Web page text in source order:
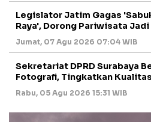
Legislator Jatim Gagas
Raya', Dorong Pariwisata Jadi
Jumat, 07 Agu 2026 07:04 WIB
Sekretariat DPRD Surabaya
Fotografi, Tingkatkan
Rabu, 05 Agu 2026 15:31 WIB